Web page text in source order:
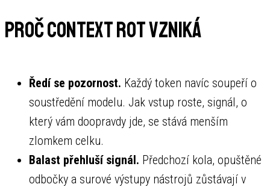
Proč context rot vzniká
Ředí se pozornost. Každý token navíc soupeří o
soustředění modelu. Jak vstup roste, signál, o
který vám doopravdy jde, se stává menším
zlomkem celku.
Balast přehluší signál. Předchozí kola, opuštěné
odbočky a surové výstupy nástrojů zůstávají v